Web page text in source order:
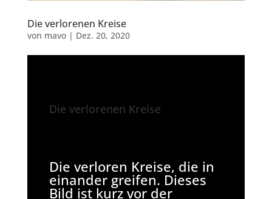
Die verlorenen Kreise
von mavo| Dez. 20, 2020
Die verlorenen Kreise
Die verloren Kreise, die in
einander greifen. Dieses
Bild ist kurz vor der